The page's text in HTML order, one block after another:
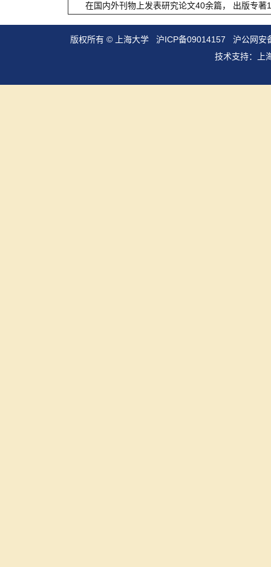
在国内外刊物上发表研究论文40余篇， 出版专
版权所有 ©上海大学 沪ICP备09014157
沪公网安
技术支持：